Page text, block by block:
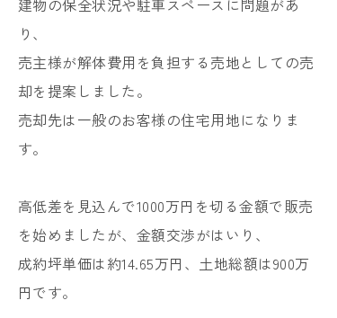
建物の保全状況や駐車スペースに問題があ
り、
売主様が解体費用を負担する売地としての売
却を提案しました。
売却先は一般のお客様の住宅用地になりま
す。
高低差を見込んで1000万円を切る金額で販売
を始めましたが、金額交渉がはいり、
成約坪単価は約14.65万円、土地総額は900万
円です。